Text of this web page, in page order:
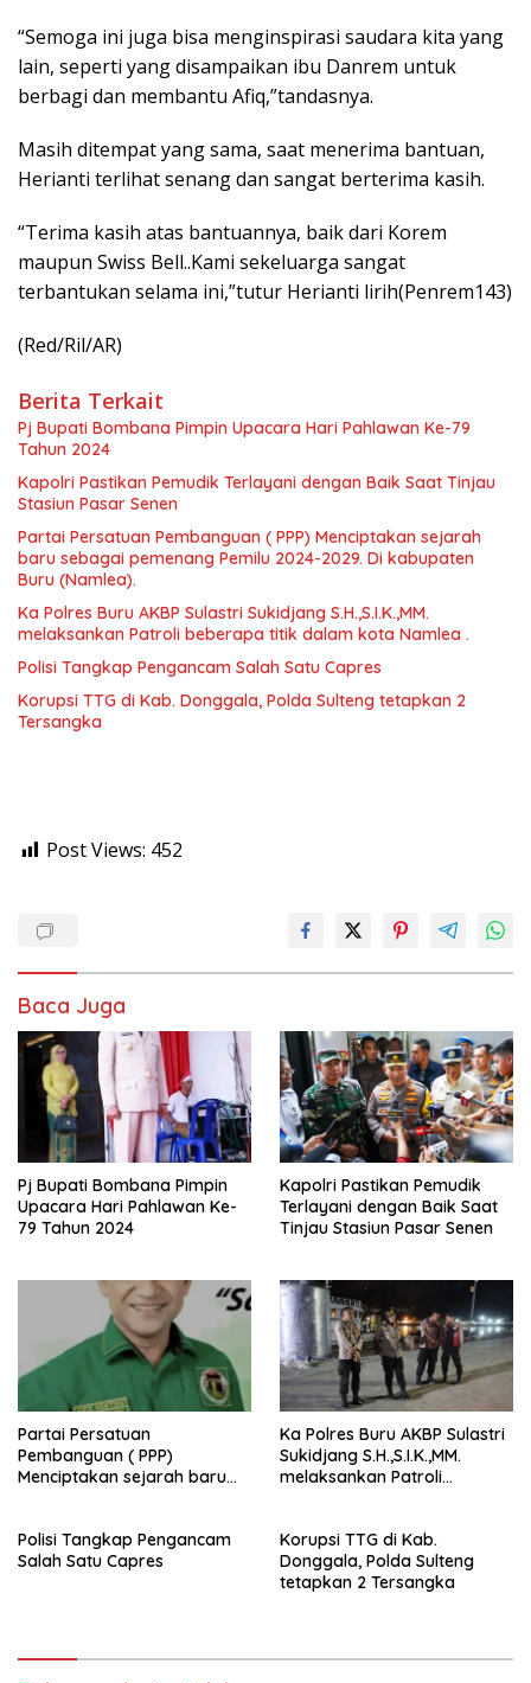
“Semoga ini juga bisa menginspirasi saudara kita yang
lain, seperti yang disampaikan ibu Danrem untuk
berbagi dan membantu Afiq,”tandasnya.
Masih ditempat yang sama, saat menerima bantuan,
Herianti terlihat senang dan sangat berterima kasih.
“Terima kasih atas bantuannya, baik dari Korem
maupun Swiss Bell..Kami sekeluarga sangat
terbantukan selama ini,”tutur Herianti lirih(Penrem143)
(Red/Ril/AR)
Berita Terkait
Pj Bupati Bombana Pimpin Upacara Hari Pahlawan Ke-79
Tahun 2024
Kapolri Pastikan Pemudik Terlayani dengan Baik Saat Tinjau
Stasiun Pasar Senen
Partai Persatuan Pembanguan ( PPP) Menciptakan sejarah
baru sebagai pemenang Pemilu 2024-2029. Di kabupaten
Buru (Namlea).
Ka Polres Buru AKBP Sulastri Sukidjang S.H.,S.I.K.,MM.
melaksankan Patroli beberapa titik dalam kota Namlea .
Polisi Tangkap Pengancam Salah Satu Capres
Korupsi TTG di Kab. Donggala, Polda Sulteng tetapkan 2
Tersangka
Post Views: 452
Baca Juga
Pj Bupati Bombana Pimpin
Upacara Hari Pahlawan Ke-
79 Tahun 2024
Kapolri Pastikan Pemudik
Terlayani dengan Baik Saat
Tinjau Stasiun Pasar Senen
Partai Persatuan
Pembanguan ( PPP)
Menciptakan sejarah baru
Buru (Namlea).
Ka Polres Buru AKBP Sulastri
Sukidjang S.H.,S.I.K.,MM.
melaksankan Patroli
Polisi Tangkap Pengancam
Salah Satu Capres
Korupsi TTG di Kab.
Donggala, Polda Sulteng
tetapkan 2 Tersangka